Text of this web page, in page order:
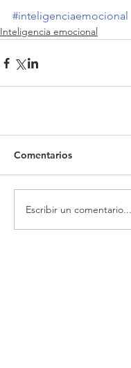
#inteligenciaemocional
Inteligencia emocional
Comentarios
Escribir un comentario...